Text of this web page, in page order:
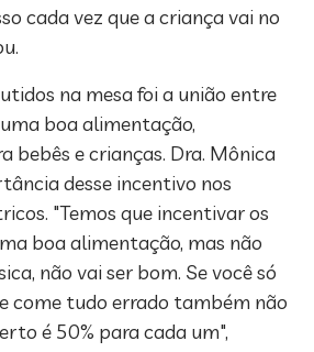
cada vez que a criança vai no
na mesa foi a união entre
boa alimentação,
bebês e crianças. Dra. Mônica
desse incentivo nos
"Temos que incentivar os
boa alimentação, mas não
não vai ser bom. Se você só
come tudo errado também não
é 50% para cada um",